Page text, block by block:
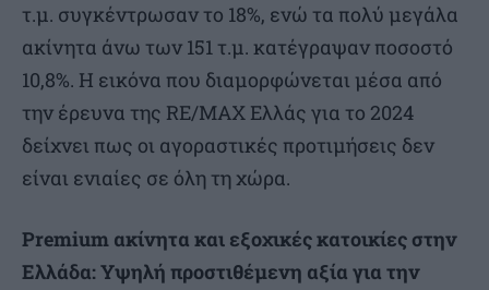
τ.μ. συγκέντρωσαν το 18%, ενώ τα πολύ μεγάλα
ακίνητα άνω των 151 τ.μ. κατέγραψαν ποσοστό
10,8%. Η εικόνα που διαμορφώνεται μέσα από
την έρευνα της RE/MAX Ελλάς για το 2024
δείχνει πως οι αγοραστικές προτιμήσεις δεν
είναι ενιαίες σε όλη τη χώρα.
Premium ακίνητα και εξοχικές κατοικίες στην
Ελλάδα: Υψηλή προστιθέμενη αξία για την